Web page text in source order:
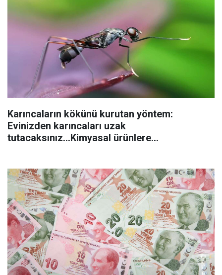
Karıncaların kökünü kurutan yöntem:
Evinizden karıncaları uzak
tutacaksınız...Kimyasal ürünlere